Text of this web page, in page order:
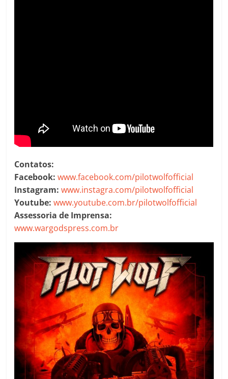
Contatos:
Facebook: www.facebook.com/pilotwolfofficial
Instagram: www.instagra.com/pilotwolfofficial
Youtube: www.youtube.com.br/pilotwolfofficial
Assessoria de Imprensa:
www.wargodspress.com.br